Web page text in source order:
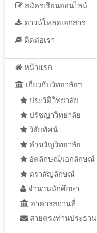
สมัครเรียนออนไลน์
ดาวน์โหลดเอกสาร
ติดต่อเรา
หน้าแรก
เกี่ยวกับวิทยาลัยฯ
ประวัติวิทยาลัย
ปรัชญาวิทยาลัย
วิสัยทัศน์
คำขวัญวิทยาลัย
อัตลักษณ์/เอกลักษณ์
ตราสัญลักษณ์
จำนวนนักศึกษา
อาคารสถานที่
สายตรงท่านประธาน